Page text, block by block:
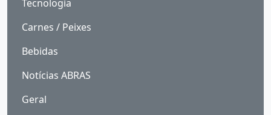
Tecnologia
Carnes / Peixes
Bebidas
Notícias ABRAS
Geral